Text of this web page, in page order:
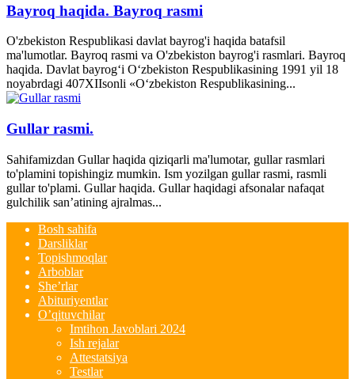
Bayroq haqida. Bayroq rasmi
O'zbekiston Respublikasi davlat bayrog'i haqida batafsil
ma'lumotlar. Bayroq rasmi va O'zbekiston bayrog'i rasmlari. Bayroq
haqida. Davlat bayrog‘i O‘zbekiston Respublikasining 1991 yil 18
noyabrdagi 407­XII­sonli «O‘zbekiston Respublikasining...
Gullar rasmi.
Sahifamizdan Gullar haqida qiziqarli ma'lumotar, gullar rasmlari
to'plamini topishingiz mumkin. Ism yozilgan gullar rasmi, rasmli
gullar to'plami. Gullar haqida. Gullar haqidagi afsonalar nafaqat
gulchilik san’atining ajralmas...
Bosh sahifa
Darsliklar
Topishmoqlar
Arboblar
She’rlar
Abituriyentlar
O’qituvchilar
Imtihon Javoblari 2024
Ish rejalar
Attestatsiya
Testlar